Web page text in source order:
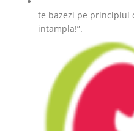
te bazezi pe principiul
intampla!”.